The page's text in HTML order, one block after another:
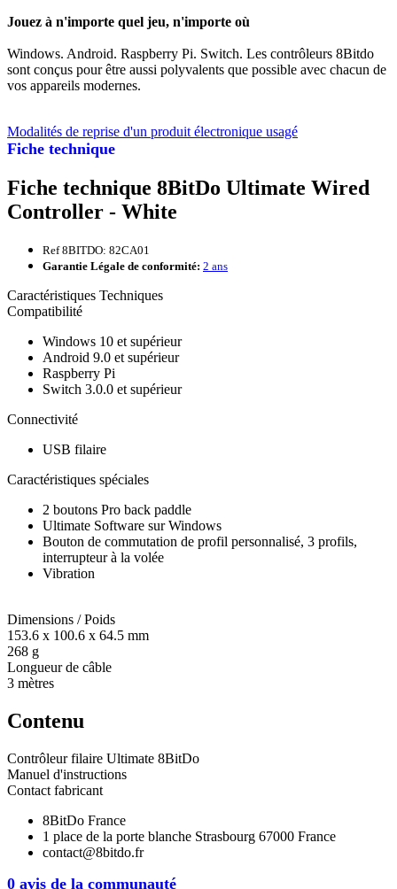
Fiche technique
0 avis de la communauté
Jouez à n'importe quel jeu, n'importe où
Windows. Android. Raspberry Pi. Switch. Les contrôleurs 8Bitdo
sont conçus pour être aussi polyvalents que possible avec chacun de
vos appareils modernes.
Modalités de reprise d'un produit électronique usagé
Fiche technique 8BitDo Ultimate Wired
Controller - White
Ref 8BITDO: 82CA01
Garantie Légale de conformité: 2 ans
Caractéristiques Techniques
Compatibilité
Windows 10 et supérieur
Android 9.0 et supérieur
Raspberry Pi
Switch 3.0.0 et supérieur
Connectivité
USB filaire
Caractéristiques spéciales
2 boutons Pro back paddle
Ultimate Software sur Windows
Bouton de commutation de profil personnalisé, 3 profils,
interrupteur à la volée
Vibration
Dimensions / Poids
153.6 x 100.6 x 64.5 mm
268 g
Longueur de câble
3 mètres
Contenu
Contrôleur filaire Ultimate 8BitDo
Manuel d'instructions
Contact fabricant
8BitDo France
1 place de la porte blanche Strasbourg 67000 France
contact@8bitdo.fr